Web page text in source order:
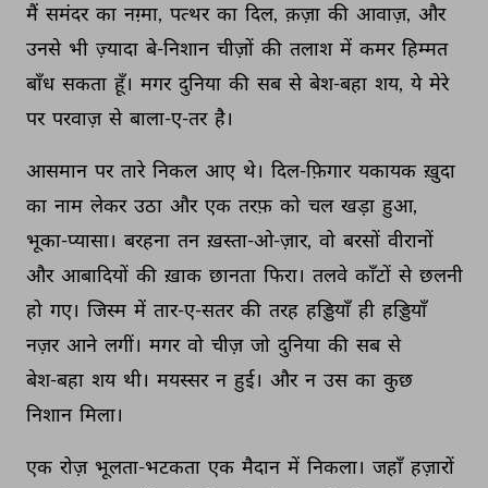
मैं समंदर का नग़्मा, पत्थर का दिल, क़ज़ा की आवाज़, और
उनसे भी ज़्यादा बे-निशान चीज़ों की तलाश में कमर हिम्मत
बाँध सकता हूँ। मगर दुनिया की सब से बेश-बहा शय, ये मेरे
पर परवाज़ से बाला-ए-तर है।
आसमान पर तारे निकल आए थे। दिल-फ़िगार यकायक ख़ुदा
का नाम लेकर उठा और एक तरफ़ को चल खड़ा हुआ,
भूका-प्यासा। बरहना तन ख़स्ता-ओ-ज़ार, वो बरसों वीरानों
और आबादियों की ख़ाक छानता फिरा। तलवे काँटों से छलनी
हो गए। जिस्म में तार-ए-सतर की तरह हड्डियाँ ही हड्डियाँ
नज़र आने लगीं। मगर वो चीज़ जो दुनिया की सब से
बेश-बहा शय थी। मयस्सर न हुई। और न उस का कुछ
निशान मिला।
एक रोज़ भूलता-भटकता एक मैदान में निकला। जहाँ हज़ारों